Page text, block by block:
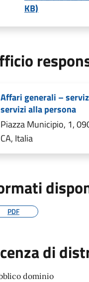
KB)
Affari generali –
servizi alla persona
Piazza Municipio, 1,
CA, Italia
PDF
di
dominio